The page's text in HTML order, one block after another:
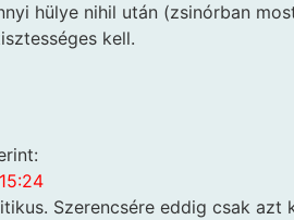
hülye nihil után (zsinórban
kell.
Szerencsére eddig csak azt